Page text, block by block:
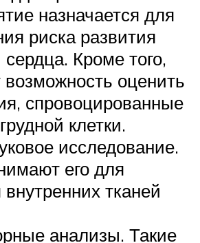
назначается для
риска развития
сердца. Кроме того,
оценить
спровоцированные
клетки.
исследование.
его для
тканей
анализы. Такие